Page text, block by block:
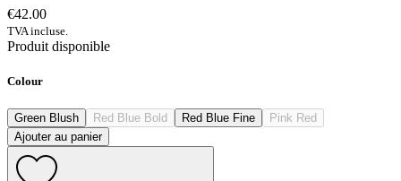
€42.00
TVA incluse.
Produit disponible
Colour
Green Blush Red Blue Bold Red Blue Fine
Pink Red
Ajouter au panier